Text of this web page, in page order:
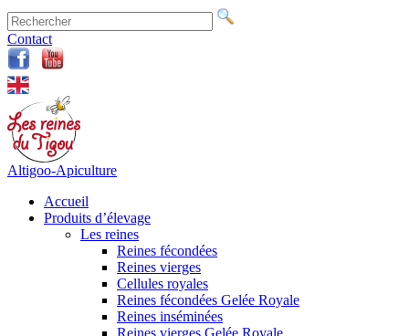
Contact
Altigoo-Apiculture
Accueil
Produits d’élevage
Les reines
Reines fécondées
Reines vierges
Cellules royales
Reines fécondées Gelée Royale
Reines inséminées
Reines vierges Gelée Royale